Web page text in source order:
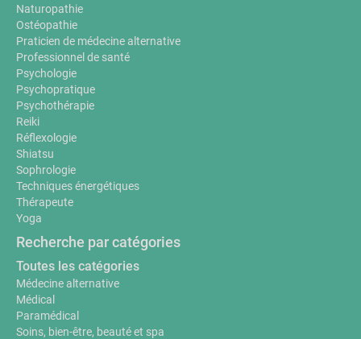
Naturopathie
Ostéopathie
Praticien de médecine alternative
Professionnel de santé
Psychologie
Psychopratique
Psychothérapie
Reiki
Réflexologie
Shiatsu
Sophrologie
Techniques énergétiques
Thérapeute
Yoga
Recherche par catégories
Toutes les catégories
Médecine alternative
Médical
Paramédical
Soins, bien-être, beauté et spa